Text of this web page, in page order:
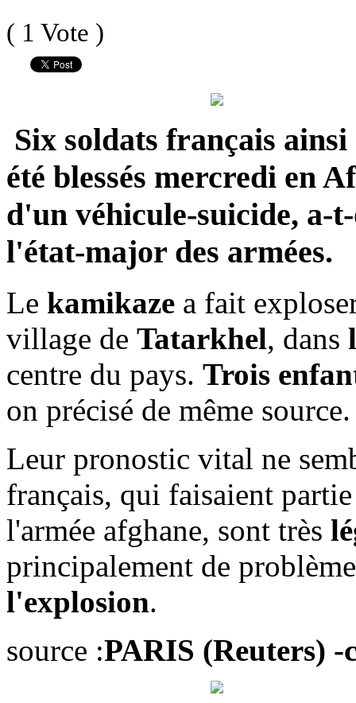
( 1 Vote )
Six soldats français
été blessés mercredi en
d'un véhicule-suicide, a-
l'état-major des armées.
Le kamikaze a fait
village de Tatarkhel, dans
centre du pays. Trois
on précisé de même source.
Leur pronostic vital ne
français, qui faisaient
l'armée afghane, sont très
principalement de
l'explosion.
source :PARIS (Reuters)